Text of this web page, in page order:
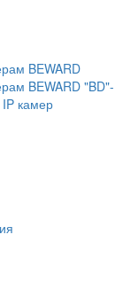
BEWARD
BEWARD "BD"-
камер